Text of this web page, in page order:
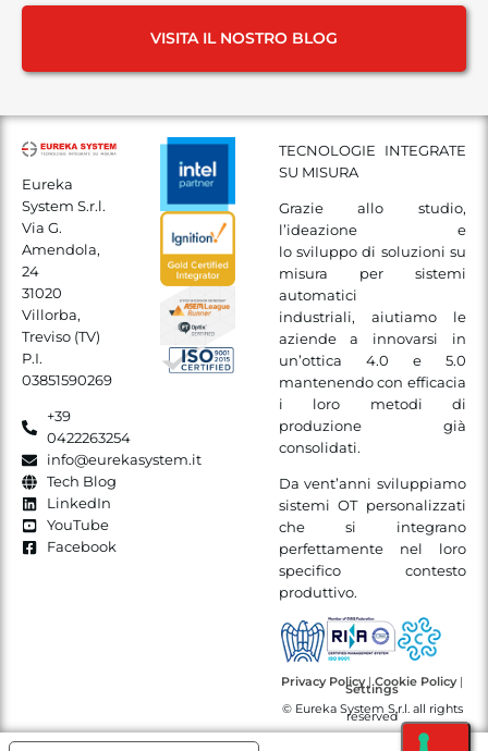
VISITA IL NOSTRO BLOG
TECNOLOGIE INTEGRATE
SU MISURA
Grazie allo studio,
l’ideazione e
lo sviluppo di soluzioni su
misura per sistemi
automatici
industriali, aiutiamo le
aziende a innovarsi in
un’ottica 4.0 e 5.0
mantenendo con efficacia
i loro metodi di
produzione già
consolidati.
Da vent’anni sviluppiamo
sistemi OT personalizzati
che si integrano
perfettamente nel loro
specifico contesto
produttivo.
Privacy Policy|Cookie Policy|
Settings
© Eureka System S.r.l. all rights
reserved
Eureka
System S.r.l.
Via G.
Amendola,
24
31020
Villorba,
Treviso (TV)
P.I.
03851590269
+39
0422263254
info@eurekasystem.it
Tech Blog
LinkedIn
YouTube
Facebook